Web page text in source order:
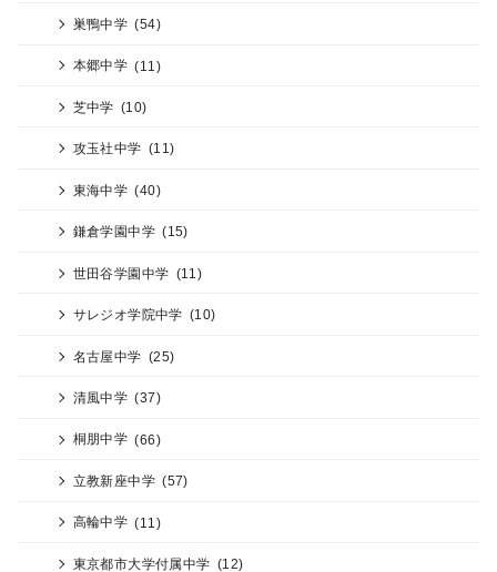
巣鴨中学 (54)
本郷中学 (11)
芝中学 (10)
攻玉社中学 (11)
東海中学 (40)
鎌倉学園中学 (15)
世田谷学園中学 (11)
サレジオ学院中学 (10)
名古屋中学 (25)
清風中学 (37)
桐朋中学 (66)
立教新座中学 (57)
高輪中学 (11)
東京都市大学付属中学 (12)